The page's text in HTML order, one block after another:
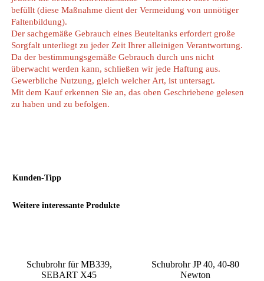
befüllt (diese Maßnahme dient der Vermeidung von unnötiger
Faltenbildung).
Der sachgemäße Gebrauch eines Beuteltanks erfordert große
Sorgfalt unterliegt zu jeder Zeit Ihrer alleinigen Verantwortung.
Da der bestimmungsgemäße Gebrauch durch uns nicht
überwacht werden kann, schließen wir jede Haftung aus.
Gewerbliche Nutzung, gleich welcher Art, ist untersagt.
Mit dem Kauf erkennen Sie an, das oben Geschriebene gelesen
zu haben und zu befolgen.
Kunden-Tipp
Weitere interessante Produkte
Schubrohr für MB339,
SEBART X45
Schubrohr JP 40, 40-80
Newton